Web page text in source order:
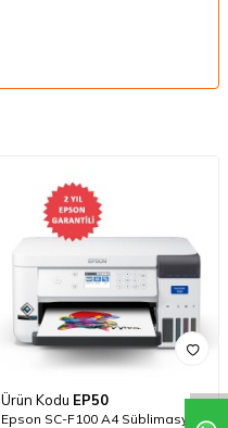
Ürün Kodu EP50
Epson SC-F100 A4 Süblimasyon